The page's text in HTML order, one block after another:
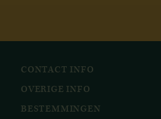
CONTACT INFO
Avila Reizen
Nieuwe Gracht 78
OVERIGE INFO
KvK: 51111616
BESTEMMINGEN